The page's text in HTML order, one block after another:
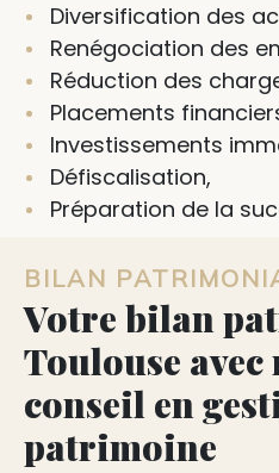
Diversification des
Renégociation des
Réduction des
Placements
Investissements
Défiscalisation,
Préparation de la
BILAN
Votre bilan
Toulouse
conseil en
patrimoine